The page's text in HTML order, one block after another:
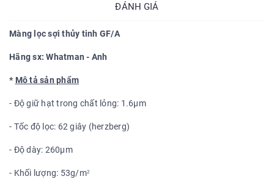
ĐÁNH GIÁ
Màng lọc sợi thủy tinh GF/A
Hãng sx: Whatman - Anh
* Mô tả sản phẩm
- Độ giữ hạt trong chất lỏng: 1.6µm
- Tốc độ lọc: 62 giây (herzberg)
- Độ dày: 260µm
- Khối lượng: 53g/m2